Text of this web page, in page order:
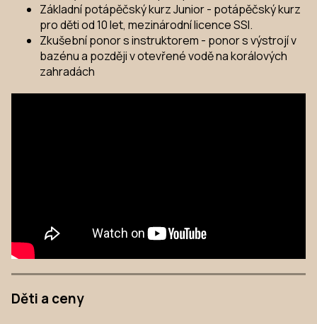
Základní potápěčský kurz Junior - potápěčský kurz
pro děti od 10 let, mezinárodní licence SSI.
Zkušební ponor s instruktorem - ponor s výstrojí v
bazénu a později v otevřené vodě na korálových
zahradách
Děti a ceny